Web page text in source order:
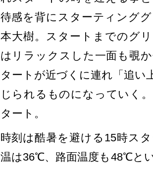
待感を背にスターティング
本大樹。スタートまでのグ
はリラックスした一面も覗
タートが近づくに連れ「追い
じられるものになっていく
タート。
時刻は酷暑を避ける15時ス
温は36℃、路面温度も48℃と